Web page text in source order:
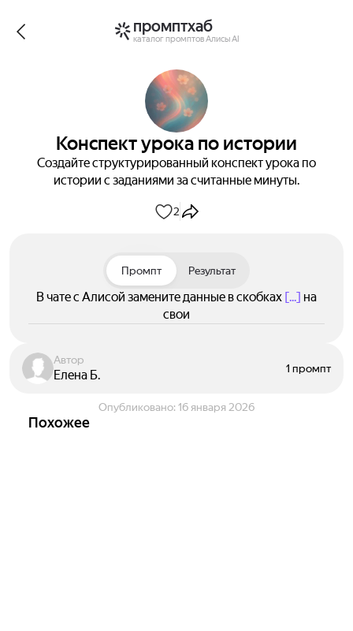
промптхаб
каталог промптов Алисы AI
Конспект урока по истории
Создайте структурированный конспект урока по
истории с заданиями за считанные минуты.
2
Промпт Результат
В чате с Алисой замените данные в скобках [...] на
свои
Автор
Елена Б. 1 промпт
Опубликовано: 16 января 2026
Похожее